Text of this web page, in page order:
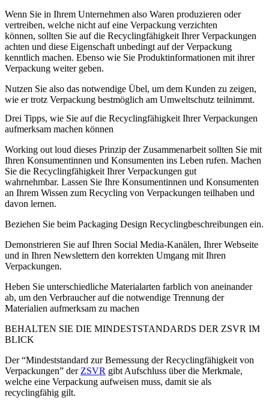
Wenn Sie in Ihrem Unternehmen also Waren produzieren oder
vertreiben, welche nicht auf eine Verpackung verzichten
können, sollten Sie auf die Recyclingfähigkeit Ihrer Verpackungen
achten und diese Eigenschaft unbedingt auf der Verpackung
kenntlich machen. Ebenso wie Sie Produktinformationen mit ihrer
Verpackung weiter geben.
Nutzen Sie also das notwendige Übel, um dem Kunden zu zeigen,
wie er trotz Verpackung bestmöglich am Umweltschutz teilnimmt.
Drei Tipps, wie Sie auf die Re­cyc­ling­fä­hig­keit Ihrer Ver­pa­ckung­en
aufmerksam machen können
Working out loud dieses Prinzip der Zusammenarbeit sollten Sie mit
Ihren Konsumentinnen und Konsumenten ins Leben rufen. Machen
Sie die Recyclingfähigkeit Ihrer Verpackungen gut
wahrnehmbar. Lassen Sie Ihre Konsumentinnen und Konsumenten
an Ihrem Wissen zum Recycling von Verpackungen teilhaben und
davon lernen.
Beziehen Sie beim Packaging Design Recyclingbeschreibungen ein.
Demonstrieren Sie auf Ihren Social Media-Kanälen, Ihrer Webseite
und in Ihren Newslettern den korrekten Umgang mit Ihren
Verpackungen.
Heben Sie unterschiedliche Materialarten farblich von aneinander
ab, um den Verbraucher auf die notwendige Trennung der
Materialien aufmerksam zu machen
BEHALTEN SIE DIE MIN­DEST­STAN­DARDS DER ZSVR IM
BLICK
Der “Mindeststandard zur Bemessung der Recyclingfähigkeit von
Verpackungen” der ZSVR gibt Aufschluss über die Merkmale,
welche eine Verpackung aufweisen muss, damit sie als
recyclingfähig gilt.